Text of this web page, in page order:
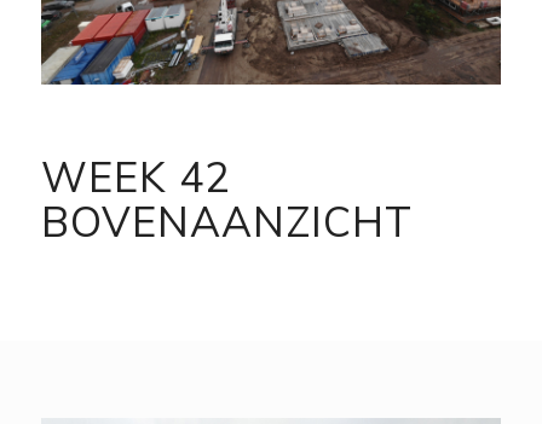
WEEK 42
BOVENAANZICHT